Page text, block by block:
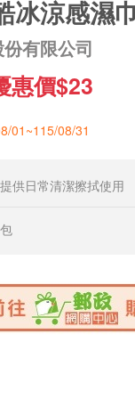
冰涼感濕
有限公司
惠價$23
01~115/08/31
提供日常清潔擦拭使用
包